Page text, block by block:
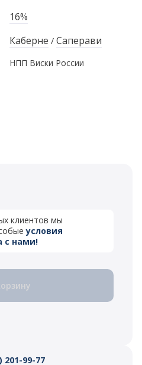
16%
Каберне / Саперави
НПП Виски России
клиентов мы
условия
с нами!
201-99-77